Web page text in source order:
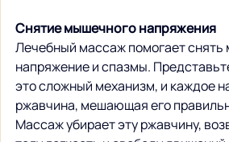
Снятие мышечного напряжения
Лечебный массаж помогает
напряжение и спазмы.
это сложный механизм, и каждое
ржавчина, мешающая его
Массаж убирает эту ржавчину,